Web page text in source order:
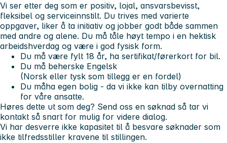
Vi ser etter deg som er positiv, lojal, ansvarsbevisst,
fleksibel og serviceinnstilt. Du trives med varierte
oppgaver, liker å ta initiativ og jobber godt både sammen
med andre og alene. Du må tåle høyt tempo i en hektisk
arbeidshverdag og være i god fysisk form.
Du må være fylt 18 år, ha sertifikat/førerkort for bil.
Du må beherske Engelsk
(Norsk eller tysk som tillegg er en fordel)
Du måha egen bolig - da vi ikke kan tilby overnatting
for våre ansatte.
Høres dette ut som deg? Send oss en søknad så tar vi
kontakt så snart for mulig for videre dialog.
Vi har desverre ikke kapasitet til å besvare søknader som
ikke tilfredsstiller kravene til stillingen.